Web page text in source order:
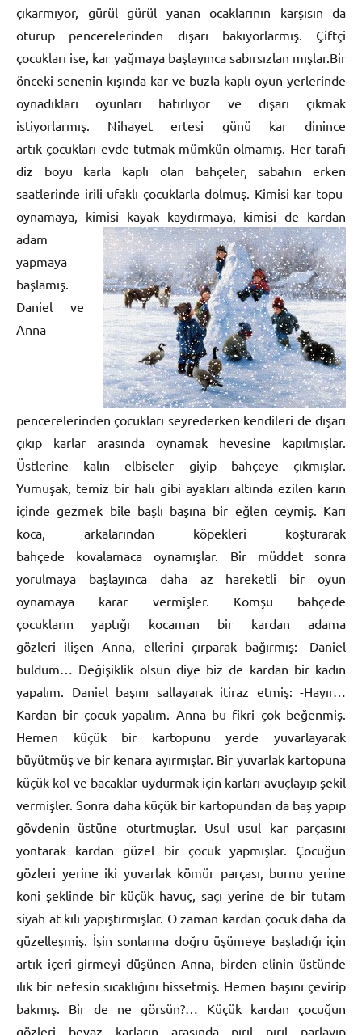
çıkarmıyor, gürül gürül yanan ocaklarının karşısın da
oturup pencerelerinden dışarı bakıyorlarmış. Çiftçi
çocukları ise, kar yağmaya başlayınca sabırsızlan mışlar.Bir
önceki senenin kışında kar ve buzla kaplı oyun yerlerinde
oynadıkları oyunları hatırlıyor ve dışarı çıkmak
istiyorlarmış. Nihayet ertesi günü kar dinince
artık çocukları evde tutmak mümkün olmamış. Her tarafı
diz boyu karla kaplı olan bahçeler, sabahın erken
saatlerinde irili ufaklı çocuklarla dolmuş. Kimisi kar topu
oynamaya, kimisi kayak kaydırmaya, kimisi de kardan
adam
yapmaya
başlamış.
Daniel ve
Anna
pencerelerinden çocukları seyrederken kendileri de dışarı
çıkıp karlar arasında oynamak hevesine kapılmışlar.
Üstlerine kalın elbiseler giyip bahçeye çıkmışlar.
Yumuşak, temiz bir halı gibi ayakları altında ezilen karın
içinde gezmek bile başlı başına bir eğlen ceymiş. Karı
koca, arkalarından köpekleri koşturarak
bahçede kovalamaca oynamışlar. Bir müddet sonra
yorulmaya başlayınca daha az hareketli bir oyun
oynamaya karar vermişler. Komşu bahçede
çocukların yaptığı kocaman bir kardan adama
gözleri ilişen Anna, ellerini çırparak bağırmış: -Daniel
buldum… Değişiklik olsun diye biz de kardan bir kadın
yapalım. Daniel başını sallayarak itiraz etmiş: -Hayır…
Kardan bir çocuk yapalım. Anna bu fikri çok beğenmiş.
Hemen küçük bir kartopunu yerde yuvarlayarak
büyütmüş ve bir kenara ayırmışlar. Bir yuvarlak kartopuna
küçük kol ve bacaklar uydurmak için karları avuçlayıp şekil
vermişler. Sonra daha küçük bir kartopundan da baş yapıp
gövdenin üstüne oturtmuşlar. Usul usul kar parçasını
yontarak kardan güzel bir çocuk yapmışlar. Çocuğun
gözleri yerine iki yuvarlak kömür parçası, burnu yerine
koni şeklinde bir küçük havuç, saçı yerine de bir tutam
siyah at kılı yapıştırmışlar. O zaman kardan çocuk daha da
güzelleşmiş. İşin sonlarına doğru üşümeye başladığı için
artık içeri girmeyi düşünen Anna, birden elinin üstünde
ılık bir nefesin sıcaklığını hissetmiş. Hemen başını çevirip
bakmış. Bir de ne görsün?… Küçük kardan çocuğun
gözleri beyaz karların arasında pırıl pırıl parlayıp